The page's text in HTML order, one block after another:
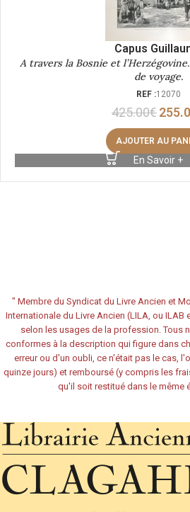
Capus
A travers la Bosnie et
de voyage.
REF :12070
425.00€
AJOUTER AU
En Savoir +
" Membre du Syndicat du Livre Ancien et
Internationale du Livre Ancien (LILA, ou
selon les usages de la profession. Tous
conformes à la description qui figure dans
erreur ou d'un oubli, ce n'était pas le cas,
quinze jours) et remboursé (y compris les
qu'il soit restitué dans le même